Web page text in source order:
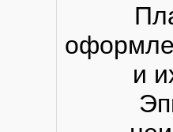
и